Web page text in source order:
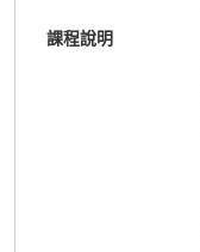
課程說明